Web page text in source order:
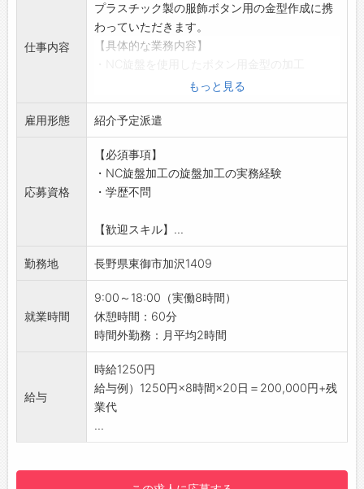
☆
当社では他にも以下のような方が働いている職
・組立/機械加工/検査/梱包の仕事を初めて経験
される方
☆
◆時間単位年休制度あり！
有給休暇は1時間分、2時間分と時間単位でも取
☆----------------------------------------
☆
◆給与前払い制度あり！
勤務実績に応じて、給与前払いが可能です◎
簡単申請！簡単受取！日払い即日払い対応！
☆----------------------------------------
☆
即日対応!!フォロー体制もバッチリ
登録はご自宅からお電話で可能です◎
☆----------------------------------------
☆
す。
仕事内容
プラスチック製の服飾ボタン用の金型作成に携
わっていただきます。
【具体的な業務内容】
・加工プログラムの設定や修正
・ボタン成型用金型のベース組立やメンテナン
ス など
【おすすめポイント】
◇年間休日126日＆土日祝休みでプライベート
も充実◎
・しっかりお休みが取れるから、趣味や家族と
◇残業ほぼなし♪
・月平均2時間程度なので、無理なく働けま
す！
・静かな職場で、モクモクと作業に取り組めま
す。
・異業種や異職種から転職してきた方で活躍中
の方も少なくありません。
【社内設備】
・休憩室（冷蔵庫やレンジあり）、ロッカー、
もっと見る
雇用形態 紹介予定派遣
応募資格
【必須事項】
・NC旋盤加工の旋盤加工の実務経験
・学歴不問
【歓迎スキル】...
勤務地 長野県東御市加沢1409
就業時間
9:00～18:00（実働8時間）
休憩時間：60分
時間外勤務：月平均2時間
給与
時給1250円
給与例）1250円×8時間×20日＝200,000円+残
業代
...